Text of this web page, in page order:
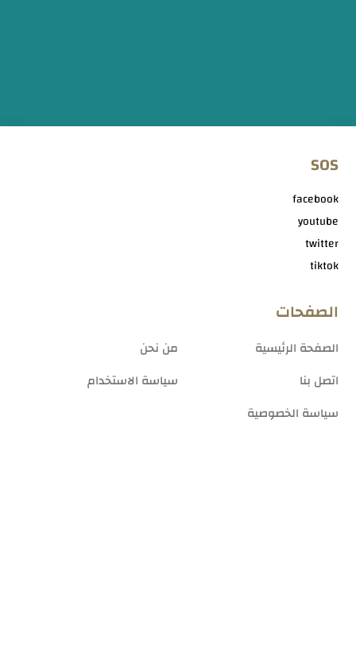
الصفحات
الصفحة الرئيسية
من نحن
اتصل بنا
سياسة الاستخدام
سياسة الخصوصية
SOS
facebook
youtube
twitter
tiktok